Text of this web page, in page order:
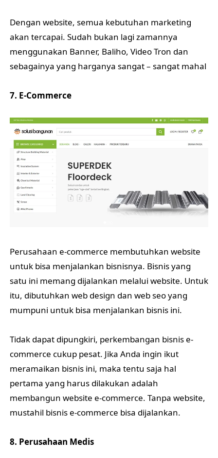
Dengan website, semua kebutuhan marketing
akan tercapai. Sudah bukan lagi zamannya
menggunakan Banner, Baliho, Video Tron dan
sebagainya yang harganya sangat – sangat mahal
7. E-Commerce
Perusahaan e-commerce membutuhkan website
untuk bisa menjalankan bisnisnya. Bisnis yang
satu ini memang dijalankan melalui website. Untuk
itu, dibutuhkan web design dan web seo yang
mumpuni untuk bisa menjalankan bisnis ini.
Tidak dapat dipungkiri, perkembangan bisnis e-
commerce cukup pesat. Jika Anda ingin ikut
meramaikan bisnis ini, maka tentu saja hal
pertama yang harus dilakukan adalah
membangun website e-commerce. Tanpa website,
mustahil bisnis e-commerce bisa dijalankan.
8. Perusahaan Medis